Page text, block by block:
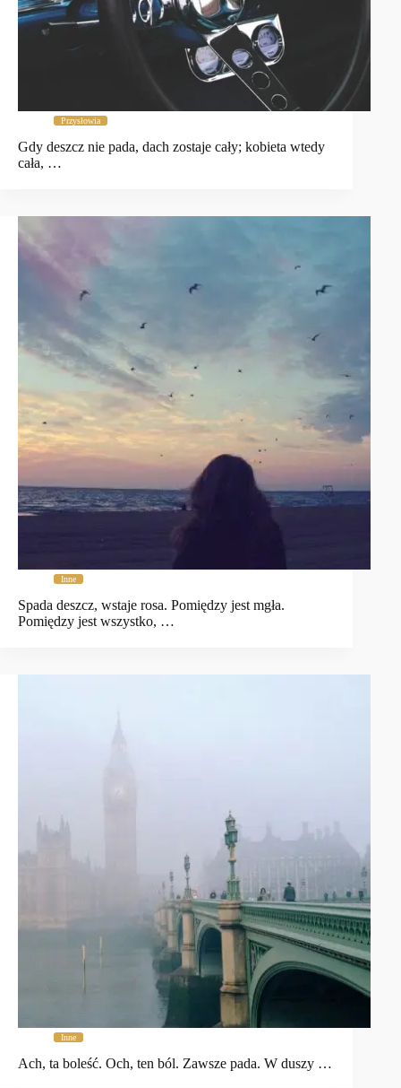
Przysłowia
Gdy deszcz nie pada, dach zostaje cały; kobieta wtedy
cała, …
Inne
Spada deszcz, wstaje rosa. Pomiędzy jest mgła.
Pomiędzy jest wszystko, …
Inne
Ach, ta boleść. Och, ten ból. Zawsze pada. W duszy …